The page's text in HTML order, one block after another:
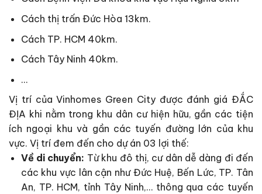
Cách thị trấn Đức Hòa 13km.
Cách TP. HCM 40km.
Cách Tây Ninh 40km.
…
Vị trí của Vinhomes Green City được đánh giá ĐẮC
ĐỊA khi nằm trong khu dân cư hiện hữu, gần các tiện
ích ngoại khu và gần các tuyến đường lớn của khu
vực. Vị trí đem đến cho dự án 03 lợi thế:
Về di chuyển: Từ khu đô thị, cư dân dễ dàng đi đến
các khu vực lân cận như Đức Huệ, Bến Lức, TP. Tân
An, TP. HCM, tỉnh Tây Ninh,… thông qua các tuyến